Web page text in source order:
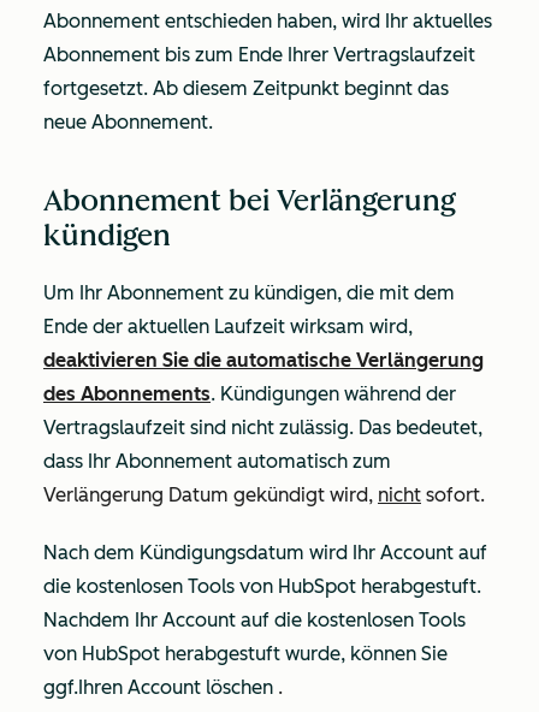
Abonnement entschieden haben, wird Ihr aktuelles
Abonnement bis zum Ende Ihrer Vertragslaufzeit
fortgesetzt. Ab diesem Zeitpunkt beginnt das
neue Abonnement.
Abonnement bei Verlängerung
kündigen
Um Ihr Abonnement zu kündigen, die mit dem
Ende der aktuellen Laufzeit wirksam wird,
deaktivieren Sie die automatische Verlängerung
des Abonnements. Kündigungen während der
Vertragslaufzeit sind nicht zulässig. Das bedeutet,
dass Ihr Abonnement automatisch zum
Verlängerung Datum gekündigt wird, nicht sofort.
Nach dem Kündigungsdatum wird Ihr Account auf
die kostenlosen Tools von HubSpot herabgestuft.
Nachdem Ihr Account auf die kostenlosen Tools
von HubSpot herabgestuft wurde, können Sie
ggf.Ihren Account löschen .